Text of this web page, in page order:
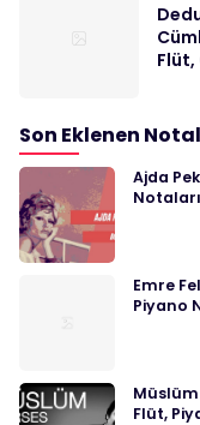
Flüt,
Son Eklenen
Ajda
Notaları
Emre
Piyano
Flüt,